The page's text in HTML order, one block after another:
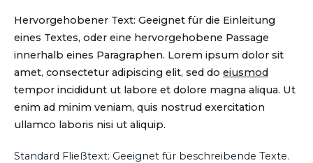
Hervorgehobener Text: Geeignet für die Einleitung
eines Textes, oder eine hervorgehobene Passage
innerhalb eines Paragraphen. Lorem ipsum dolor sit
amet, consectetur adipiscing elit, sed do eiusmod
tempor incididunt ut labore et dolore magna aliqua. Ut
enim ad minim veniam, quis nostrud exercitation
ullamco laboris nisi ut aliquip.
Standard Fließtext: Geeignet für beschreibende Texte.